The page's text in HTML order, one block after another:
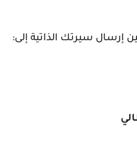
إرسال سيرتك الذاتية إلى: